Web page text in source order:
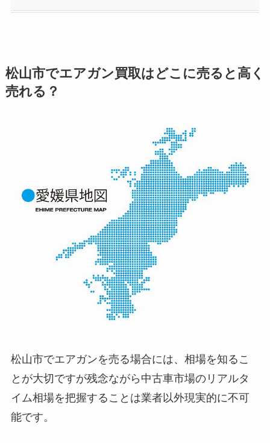
松山市でエアガン買取はどこに売ると高く
売れる？
松山市でエアガンを売る場合には、相場を知るこ
とが大切ですが残念ながら中古車市場のリアルタ
イム相場を把握することは業者以外現実的に不可
能です。